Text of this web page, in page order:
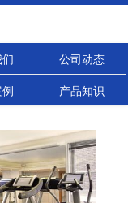
公司动态
产品知识